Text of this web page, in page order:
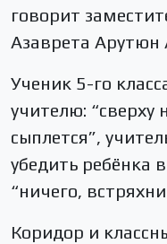
говорит
Азаврета Арутюн
Ученик 5-го
учителю: “сверху
сыплется”,
убедить ребёнка
“ничего,
Коридор и